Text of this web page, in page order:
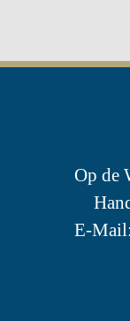
Op de
E-Mail: